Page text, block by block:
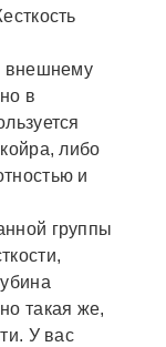
внешнему
в
либо
и
группы
такая же,
У вас